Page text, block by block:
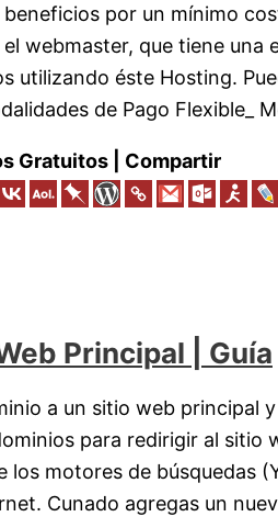
por un mínimo
webmaster, que tiene una
utilizando éste Hosting.
de Pago Flexible_
Gratuitos | Compartir
Principal | Guía
a un sitio web principal
para redirigir al sitio
motores de búsquedas
Cunado agregas un